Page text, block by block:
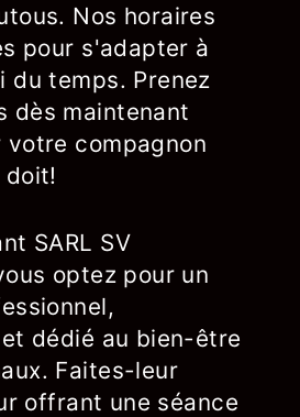
Nos horaires
pour s'adapter à
du temps. Prenez
dès maintenant
votre compagnon
doit!
SARL SV
optez pour un
dédié au bien-être
Faites-leur
offrant une séance